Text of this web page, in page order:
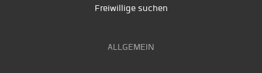
Freiwillige suchen
ALLGEMEIN